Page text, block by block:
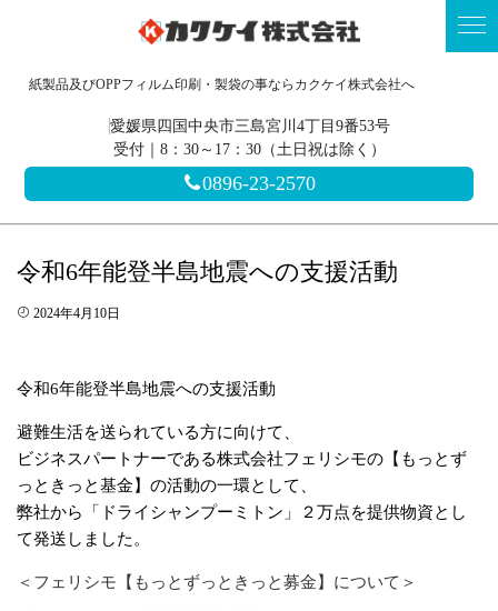
紙製品及びOPPフィルム印刷・製袋の事ならカクケイ株式会社へ
愛媛県四国中央市三島宮川4丁目9番53号
受付｜8：30～17：30（土日祝は除く）
0896-23-2570
令和6年能登半島地震への支援活動
2024年4月10日
令和6年能登半島地震への支援活動
避難生活を送られている方に向けて、
ビジネスパートナーである株式会社フェリシモの【もっとず
っときっと基金】の活動の一環として、
弊社から「ドライシャンプーミトン」２万点を提供物資とし
て発送しました。
＜フェリシモ【もっとずっときっと募金】について＞